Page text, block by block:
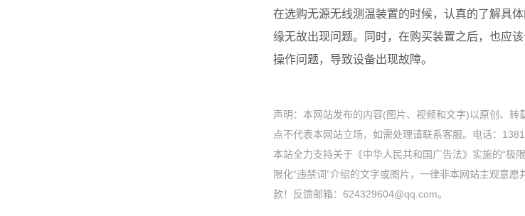
在选购无源无线测温装置的时候，认真的了解具
缘无故出现问题。同时，在购买装置之后，也应
操作问题，导致设备出现故障。
声明：本网站发布的内容(图片、视频和文字)以原创、
点不代表本网站立场，如需处理请联系客服。电话：
本站全力支持关于《中华人民共和国广告法》实施的“极
限化“违禁词”介绍的文字或图片，一律非本网站主观意
款！反馈邮箱：624329604@qq.com。